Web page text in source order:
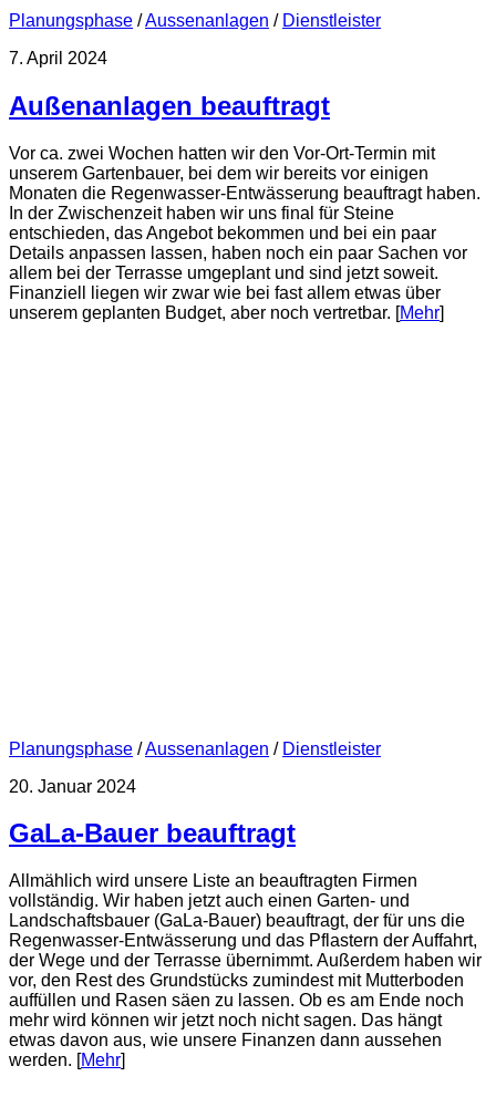
Planungsphase /Aussenanlagen / Dienstleister
7. April 2024
Außenanlagen beauftragt
Vor ca. zwei Wochen hatten wir den Vor-Ort-Termin mit
unserem Gartenbauer, bei dem wir bereits vor einigen
Monaten die Regenwasser-Entwässerung beauftragt haben.
In der Zwischenzeit haben wir uns final für Steine
entschieden, das Angebot bekommen und bei ein paar
Details anpassen lassen, haben noch ein paar Sachen vor
allem bei der Terrasse umgeplant und sind jetzt soweit.
Finanziell liegen wir zwar wie bei fast allem etwas über
unserem geplanten Budget, aber noch vertretbar. [Mehr]
Planungsphase /Aussenanlagen / Dienstleister
20. Januar 2024
GaLa-Bauer beauftragt
Allmählich wird unsere Liste an beauftragten Firmen
vollständig. Wir haben jetzt auch einen Garten- und
Landschaftsbauer (GaLa-Bauer) beauftragt, der für uns die
Regenwasser-Entwässerung und das Pflastern der Auffahrt,
der Wege und der Terrasse übernimmt. Außerdem haben wir
vor, den Rest des Grundstücks zumindest mit Mutterboden
auffüllen und Rasen säen zu lassen. Ob es am Ende noch
mehr wird können wir jetzt noch nicht sagen. Das hängt
etwas davon aus, wie unsere Finanzen dann aussehen
werden. [Mehr]